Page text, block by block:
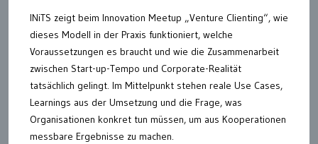
INiTS zeigt beim Innovation Meetup „Venture Clienting“, wie
dieses Modell in der Praxis funktioniert, welche
Voraussetzungen es braucht und wie die Zusammenarbeit
zwischen Start-up-Tempo und Corporate-Realität
tatsächlich gelingt. Im Mittelpunkt stehen reale Use Cases,
Learnings aus der Umsetzung und die Frage, was
Organisationen konkret tun müssen, um aus Kooperationen
messbare Ergebnisse zu machen.